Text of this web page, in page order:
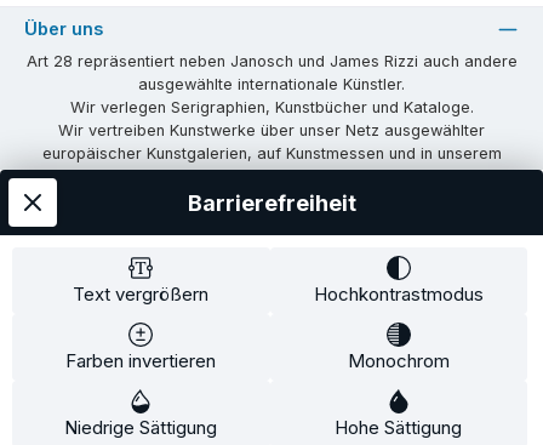
Über uns
Art 28 repräsentiert neben Janosch und James Rizzi auch andere
ausgewählte internationale Künstler.
Wir verlegen Serigraphien, Kunstbücher und Kataloge.
Wir vertreiben Kunstwerke über unser Netz ausgewählter
europäischer Kunstgalerien, auf Kunstmessen und in unserem
Wir vermitteln Lizenzen und organisieren Ausstellungen und
Unsere Communities
Versandkosten
Widerrufsformular
Impressum
Datenschutz
Text vergrößern Hochkontrastmodus
Farben invertieren Monochrom
Niedrige Sättigung Hohe Sättigung
Barrierefreiheit